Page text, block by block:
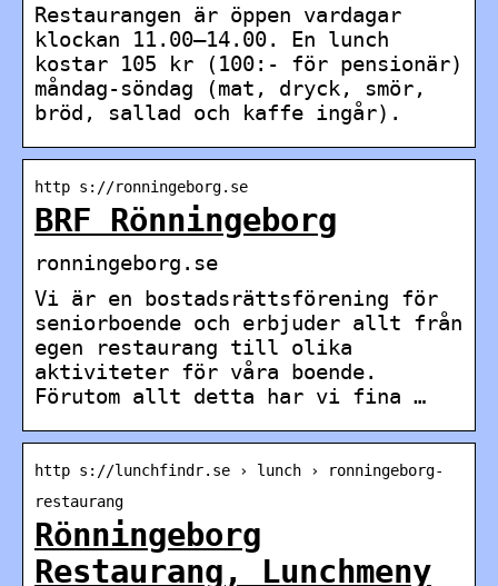
Restaurangen är öppen vardagar
klockan 11.00–14.00. En lunch
kostar 105 kr (100:- för pensionär)
måndag-söndag (mat, dryck, smör,
bröd, sallad och kaffe ingår).
http s://ronningeborg.se
BRF Rönningeborg
ronningeborg.se
Vi är en bostadsrättsförening för
seniorboende och erbjuder allt från
egen restaurang till olika
aktiviteter för våra boende.
Förutom allt detta har vi fina …
http s://lunchfindr.se › lunch › ronningeborg-
restaurang
Rönningeborg
Restaurang, Lunchmeny